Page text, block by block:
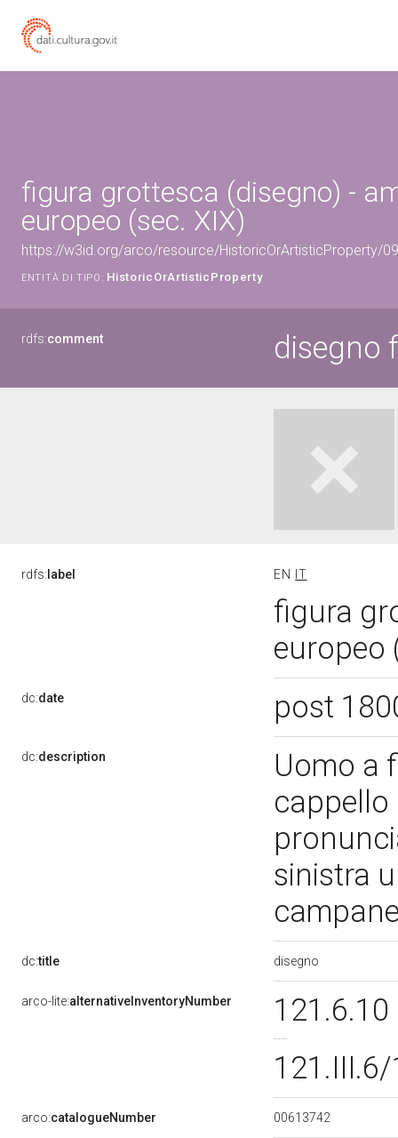
figura grottesca (disegno) -
europeo (sec. XIX)
https://w3id.org/arco/resource/HistoricOrArtisticProperty/
ENTITÀ DI TIPO: HistoricOrArtisticProperty
rdfs:comment disegno
rdfs: label EN IT
figura
europeo
dc:date post
dc:description
Uomo a
cappello
sinistra
dc:title disegno
arco-lite:alternativeInventoryNumber
121.6.10
arco:catalogueNumber 00613742